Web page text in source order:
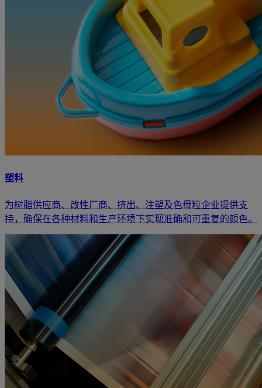
塑料
为树脂供应商、改性厂商、挤出、注塑及色母粒企业提供支
持，确保在各种材料和生产环境下实现准确和可重复的颜色。